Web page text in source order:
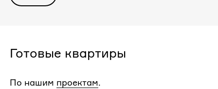
Готовые квартиры
По нашим проектам.